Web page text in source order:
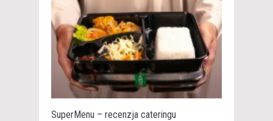
SuperMenu – recenzja cateringu